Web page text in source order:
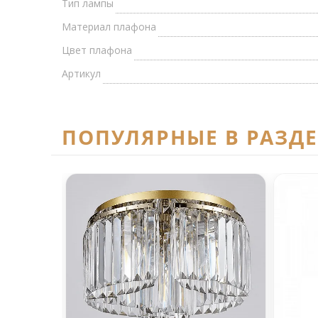
Тип лампы
Материал плафона
Цвет плафона
Артикул
ПОПУЛЯРНЫЕ В